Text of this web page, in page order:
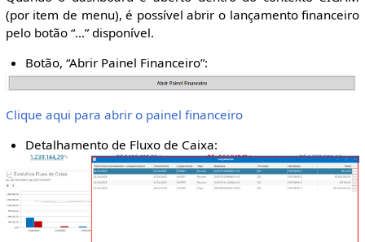
(por item de menu), é possível abrir o lançamento financeiro
pelo botão “...” disponível.
Botão, “Abrir Painel Financeiro”:
Clique aqui para abrir o painel financeiro
Detalhamento de Fluxo de Caixa: